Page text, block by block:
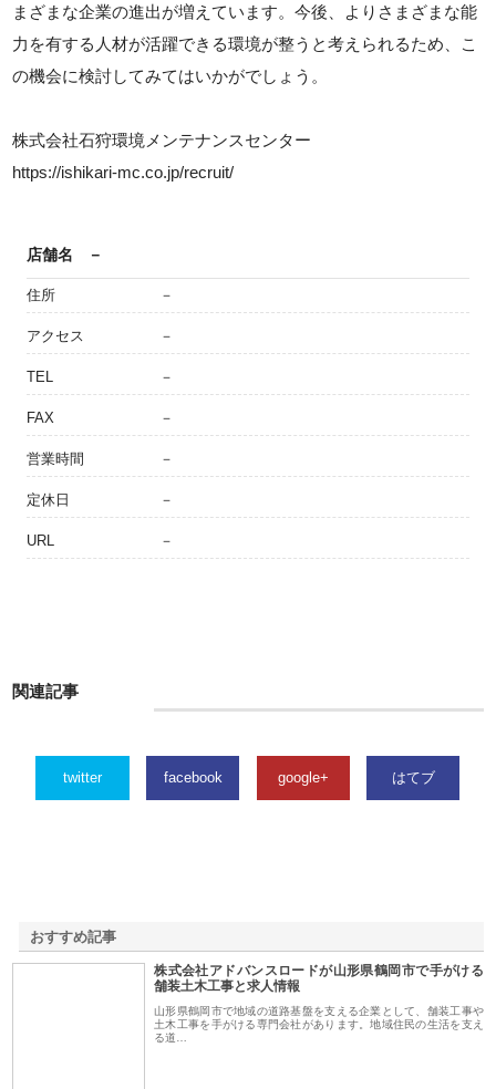
まざまな企業の進出が増えています。今後、よりさまざまな能
力を有する人材が活躍できる環境が整うと考えられるため、こ
の機会に検討してみてはいかがでしょう。
株式会社石狩環境メンテナンスセンター
https://ishikari-mc.co.jp/recruit/
店舗名 －
住所 －
アクセス －
TEL －
FAX －
営業時間 －
定休日 －
URL －
関連記事
twitter facebook google+ はてブ
おすすめ記事
株式会社アドバンスロードが山形県鶴岡市で手がける
舗装土木工事と求人情報
山形県鶴岡市で地域の道路基盤を支える企業として、舗装工事や
土木工事を手がける専門会社があります。地域住民の生活を支え
る道…